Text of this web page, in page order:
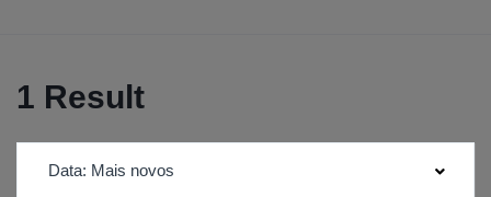
1 Result
Data: Mais novos